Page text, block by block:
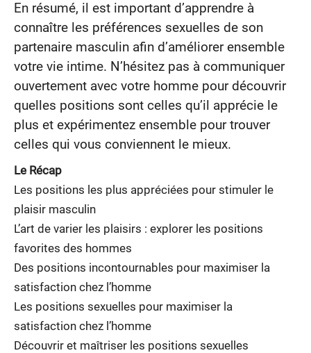
En résumé, il est important d’apprendre à
connaître les préférences sexuelles de son
partenaire masculin afin d’améliorer ensemble
votre vie intime. N’hésitez pas à communiquer
ouvertement avec votre homme pour découvrir
quelles positions sont celles qu’il apprécie le
plus et expérimentez ensemble pour trouver
celles qui vous conviennent le mieux.
Le Récap
Les positions les plus appréciées pour stimuler le
plaisir masculin
L’art de varier les plaisirs : explorer les positions
favorites des hommes
Des positions incontournables pour maximiser la
satisfaction chez l’homme
Les positions sexuelles pour maximiser la
satisfaction chez l’homme
Découvrir et maîtriser les positions sexuelles